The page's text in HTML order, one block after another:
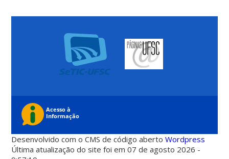
Desenvolvido com o CMS de código abertoWordpress
Última atualização do site foi em 07 de agosto 2026 -